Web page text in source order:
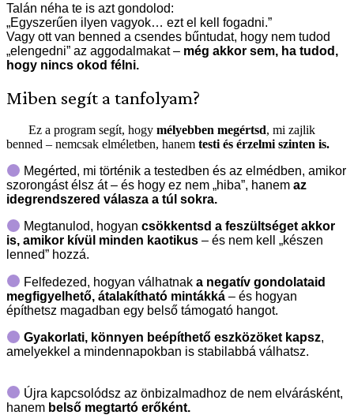
Talán néha te is azt gondolod:
„Egyszerűen ilyen vagyok… ezt el kell fogadni.”
Vagy ott van benned a csendes bűntudat, hogy nem tudod
„elengedni” az aggodalmakat – még akkor sem, ha tudod,
hogy nincs okod félni.
Miben segít a tanfolyam?
Ez a program segít, hogy mélyebben megértsd, mi zajlik
benned – nemcsak elméletben, hanem testi és érzelmi szinten is.
Megérted, mi történik a testedben és az elmédben, amikor
szorongást élsz át – és hogy ez nem „hiba”, hanem az
idegrendszered válasza a túl sokra.
Megtanulod, hogyancsökkentsd a feszültséget akkor
is, amikor kívül minden kaotikus – és nem kell „készen
lenned” hozzá.
Felfedezed, hogyan válhatnaka negatív gondolataid
megfigyelhető, átalakítható mintákká – és hogyan
építhetsz magadban egy belső támogató hangot.
Gyakorlati, könnyen beépíthető eszközöket kapsz,
amelyekkel a mindennapokban is stabilabbá válhatsz.
Újra kapcsolódsz az önbizalmadhoz de nem elvárásként,
hanem belső megtartó erőként.